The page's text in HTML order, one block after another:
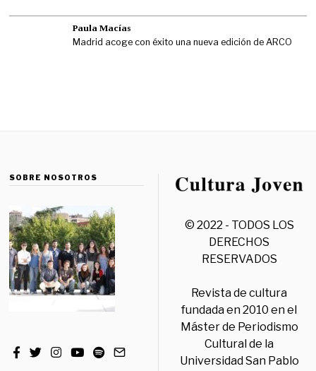
Paula Macías
Madrid acoge con éxito una nueva edición de ARCO
SOBRE NOSOTROS
© 2022 - TODOS LOS
DERECHOS
RESERVADOS
Revista de cultura
fundada en 2010 en el
Máster de Periodismo
Cultural de la
Universidad San Pablo